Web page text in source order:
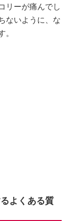
リーが痛んでし
ないように、な
よくある質